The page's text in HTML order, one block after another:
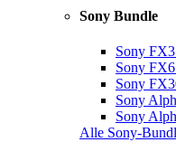
Sony Bundle
Sony
Sony
Sony
Sony
Sony
Alle Sony-